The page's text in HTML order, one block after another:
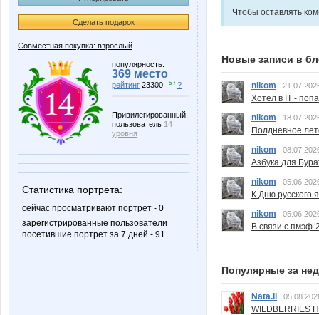
Сделать подарок
Совместная покупка: взрослый
популярность:
369 место
рейтинг 23300 +5 ↑ ?
Привилегированный
пользователь 14
уровня
Статистика портрета:
сейчас просматривают портрет - 0
зарегистрированные пользователи
посетившие портрет за 7 дней - 91
Чтобы оставлять
Новые записи в
nikom
Хотел в IT -
nikom
Полдневное
nikom
Азбука для
nikom
К Дню русского
nikom
В связи с пмэф-
Популярные за
Nata.li